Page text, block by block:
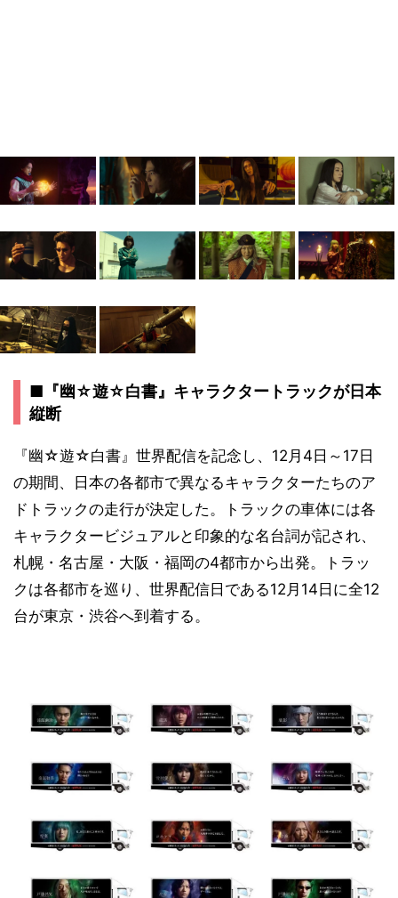
■『幽☆遊☆白書』キャラクタートラックが日本
縦断
『幽☆遊☆白書』世界配信を記念し、12月4日～17日
の期間、日本の各都市で異なるキャラクターたちのア
ドトラックの走行が決定した。トラックの車体には各
キャラクタービジュアルと印象的な名台詞が記され、
札幌・名古屋・大阪・福岡の4都市から出発。トラッ
クは各都市を巡り、世界配信日である12月14日に全12
台が東京・渋谷へ到着する。